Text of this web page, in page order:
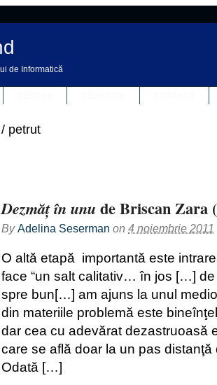
de Informatică
/ petrut
Dezmăţ în unu de Briscan Zara
ByAdelina Seserman on 4 noiembrie 2011
O altă etapă importantă este
face “un salt calitativ… în jos […]
spre bun[…] am ajuns la unul
din materiile problemă este
dar cea cu adevărat dezastruoasă
care se află doar la un pas distanţă
Odată […]